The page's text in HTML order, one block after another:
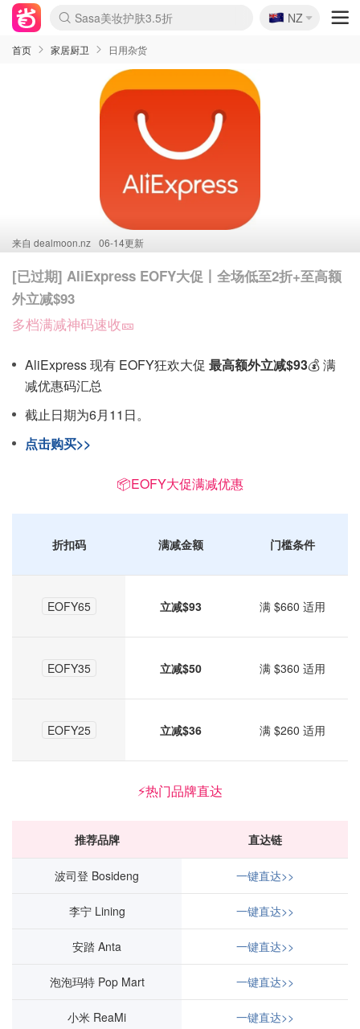
lululemon折扣上新
Sasa美妆护肤3.5折
SSENSE年中3折
FreshBeauty好价汇总
Cettire降价+叠9折
Farfetch折上8折
WWS Coles超市实拍
viagogo二手票捡漏
Myer清仓1折起
The Outnet奢牌1折起
David Jones 3折起
Flannels大牌1折
Perfumes Club护肤1折
AMIRO返校季6.2折
Oweek抽奖送Airpods
Amazon折扣汇总
eToro入金$200送$50
Amazon数码好物
ICONIC本周7.5折
ThedoubleF高奢地板价
Moose Knuckles 6折
丝芙兰5折起
EUFY官网3.7折起
Selenichast首饰2折
Trip机票酒店促销
YSL送5件彩妆礼
Amazon家居好物
BIGBANG巡演开票
David Jones时尚3折
Amazon美妆护肤
雅漾大喷$8
过敏原检测盒$33
伊索独家赠50ml沐浴露
科颜氏清仓3折
SEALIFE海洋馆门票6折
丝塔芙大白罐$16
订阅Newsletter送香薰
Cult Beauty 6.8折
Harrods圣诞日历2.3折
LN-CC奢牌私促3折
d'Alba空姐喷雾$16
EVE LOM套装逆天2折
Bernardelli独家4折
Adore Beauty 6折起
CT圣诞日历
Mytheresa奢品2.7折
Luxury Escapes 9折
Currentbody美容仪9折
卡诗9折+赠4件礼
MOON Garden Live
ALLSAINTS美衣3折
Roborock扫地机3.7折
Tingo Life水杯$24
Valentino官网5折
CR洗发护发6.3折
🇳🇿
NZ
首页 家居厨卫 日用杂货
来自 dealmoon.nz 06-14更新
[已过期] AliExpress EOFY大促丨全场低至2折+至高额
外立减$93
多档满减神码速收🎫
AliExpress 现有 EOFY狂欢大促 最高额外立减$93💰 满
减优惠码汇总
截止日期为6月11日。
点击购买>>
📦EOFY大促满减优惠
折扣码 满减金额 门槛条件
EOFY65 立减$93 满 $660 适用
EOFY35 立减$50 满 $360 适用
EOFY25 立减$36 满 $260 适用
⚡热门品牌直达
推荐品牌 直达链
波司登 Bosideng 一键直达>>
李宁 Lining 一键直达>>
安踏 Anta 一键直达>>
泡泡玛特 Pop Mart 一键直达>>
小米 ReaMi 一键直达>>